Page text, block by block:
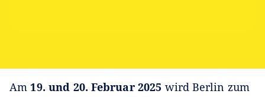
Am19. und 20. Februar 2025 wird Berlin zum